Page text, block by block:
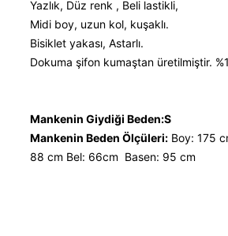
Yazlık, Düz renk , Beli lastikli,
Midi boy, uzun kol, kuşaklı.
Bisiklet yakası, Astarlı.
Dokuma şifon kumaştan üretilmiştir.
Mankenin Giydiği Beden:S
Mankenin Beden Ölçüleri: Boy: 175
88 cm Bel: 66cm Basen: 95 cm